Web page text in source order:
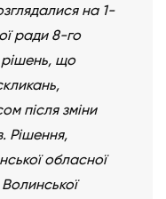
на 1-
ради 8-го
рішень, що
після зміни
Рішення,
обласної